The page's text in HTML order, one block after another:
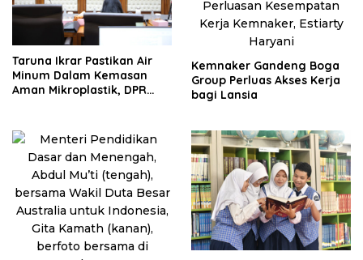
Taruna Ikrar Pastikan Air
Minum Dalam Kemasan
Aman Mikroplastik, DPR
Kemnaker Gandeng Boga
Group Perluas Akses Kerja
bagi Lansia